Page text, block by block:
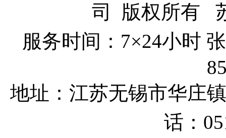
司 版权所有
服务时间：7×24小时
地址：江苏无锡市华庄
话：